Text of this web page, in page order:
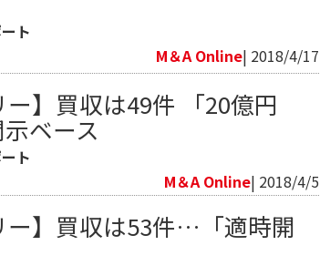
ト
M＆A Online| 2018/4/17
ー】買収は49件 「20億円
ベース
ト
M＆A Online| 2018/4/5
ー】買収は53件…「適時開